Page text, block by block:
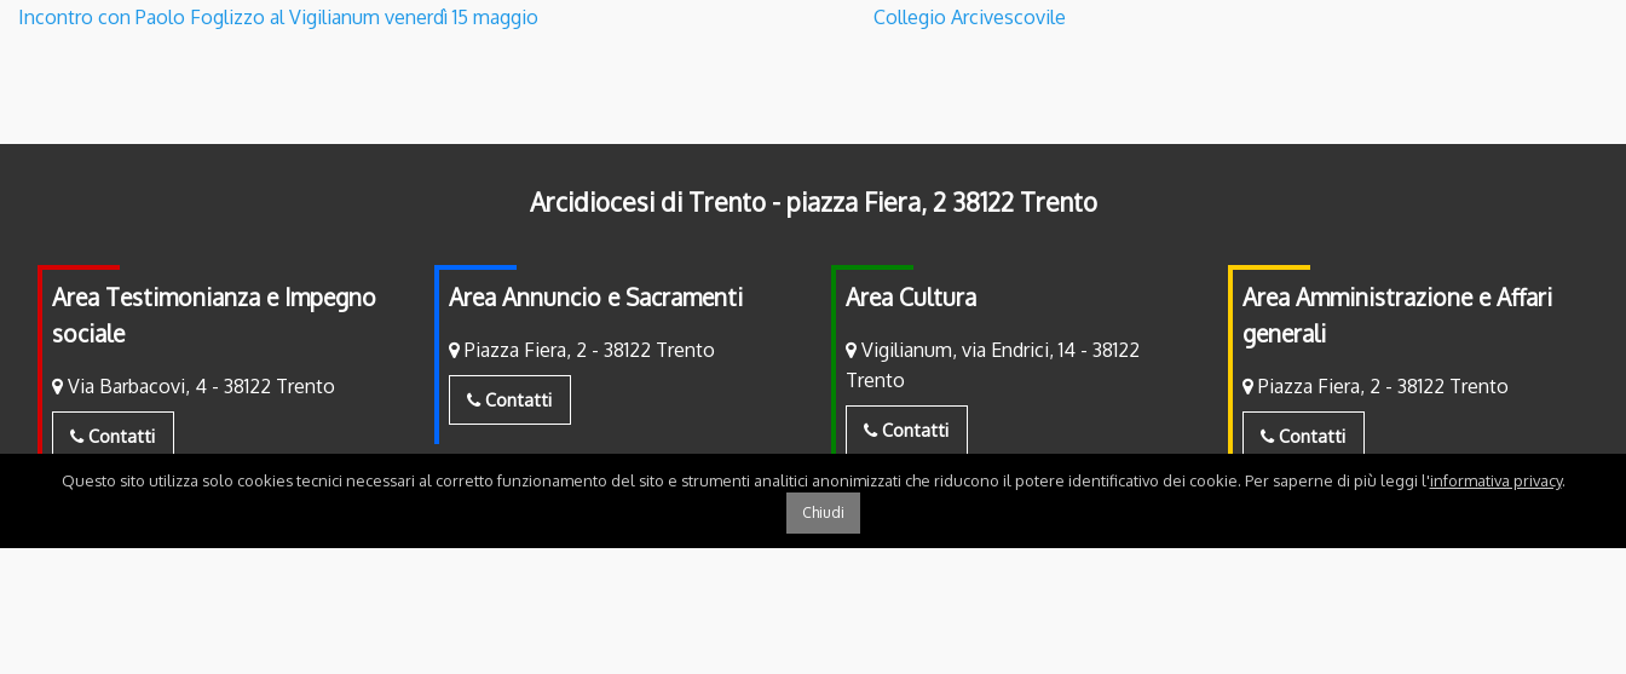
Incontro con Paolo Foglizzo al Vigilianum venerdì 15 maggio
Collegio Arcivescovile
Arcidiocesi di Trento - piazza Fiera, 2 38122 Trento
Area Testimonianza e Impegno
sociale
Via Barbacovi, 4 - 38122 Trento
Contatti
Area Annuncio e Sacramenti
Piazza Fiera, 2 - 38122 Trento
Contatti
Area Cultura
Vigilianum, via Endrici, 14 - 38122
Trento
Contatti
Area Amministrazione e Affari
generali
Piazza Fiera, 2 - 38122 Trento
Contatti
Questo sito utilizza solo cookies tecnici necessari al corretto funzionamento del sito e strumenti analitici anonimizzati che riducono il potere identificativo dei cookie. Per saperne di più leggi l'informativa privacy.
Chiudi